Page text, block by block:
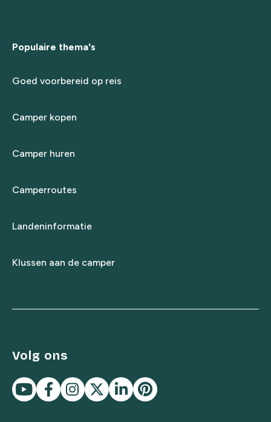
Populaire thema's
Goed voorbereid op reis
Camper kopen
Camper huren
Camperroutes
Landeninformatie
Klussen aan de camper
Volg ons